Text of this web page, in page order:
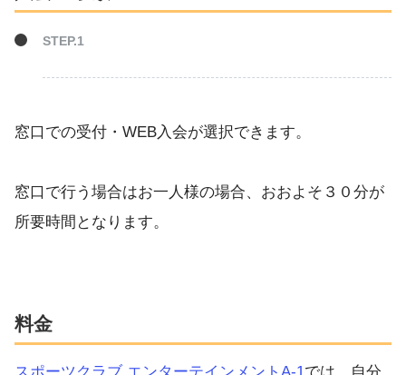
窓口での受付・WEB入会が選択できます。
窓口で行う場合はお一人様の場合、おおよそ３０分が
所要時間となります。
料金